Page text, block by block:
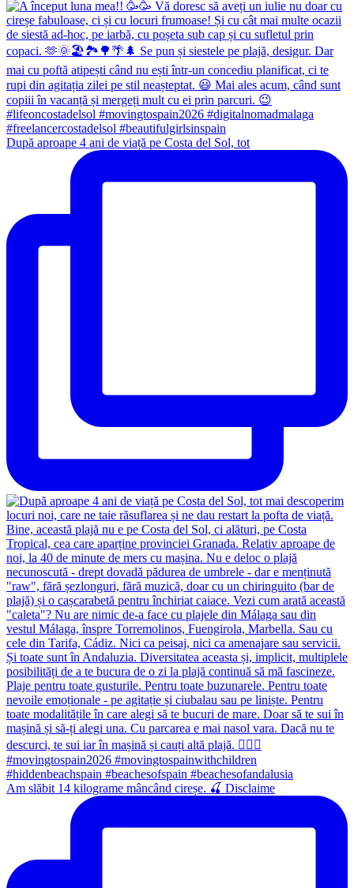
După aproape 4 ani de viață pe Costa del Sol, tot
Am slăbit 14 kilograme mâncând cireșe. 🍒 Disclaime